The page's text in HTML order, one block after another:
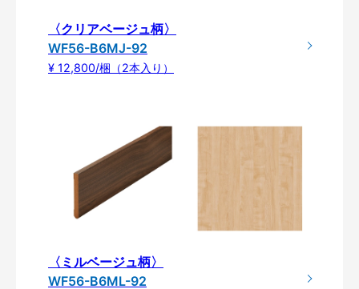
〈クリアベージュ柄〉
WF56-B6MJ-92
¥ 12,800/梱（2本入り）
〈ミルベージュ柄〉
WF56-B6ML-92